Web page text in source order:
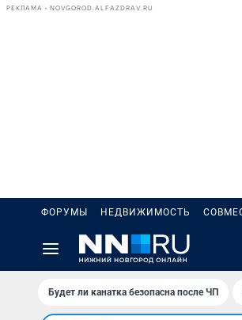
РЕКЛАМА • NOVGOROD.ALFAZDRAV.RU
ФОРУМЫ НЕДВИЖИМОСТЬ
Будет ли канатка безопасна после ЧП